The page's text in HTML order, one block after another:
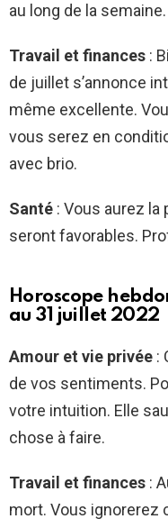
au long de la semaine.
Travail et finances :
de juillet s’annonce
même excellente.
vous serez en
avec brio.
Santé : Vous aurez la
seront favorables.
Horoscope
au 31 juillet 2022
Amour et vie privée :
de vos sentiments.
votre intuition. Elle
chose à faire.
Travail et finances :
mort. Vous ignorerez